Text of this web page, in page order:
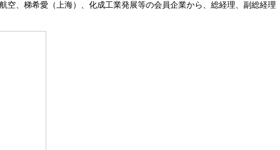
、梯希愛（上海）、化成工業発展等の会員企業から、総経理、副総経理